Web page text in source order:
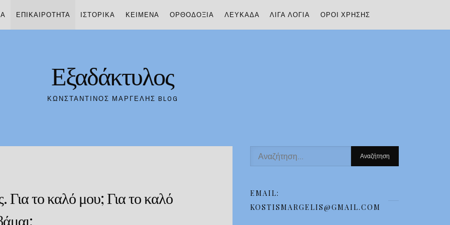
ΕΠΙΚΑΙΡΌΤΗΤΑ ΙΣΤΟΡΙΚΆ ΚΕΊΜΕΝΑ ΟΡΘΟΔΟΞΊΑ ΛΕΥΚΆΔΑ ΛΊΓΑ ΛΌΓΙΑ ΌΡΟΙ ΧΡΉΣΗΣ
Εξαδάκτυλος
ΚΩΝΣΤΑΝΤΊΝΟΣ ΜΑΡΓΈΛΗΣ BLOG
Για το καλό μου; Για το καλό
Αναζήτηση
για:
EMAIL:
KOSTISMARGELIS@GMAIL.COM